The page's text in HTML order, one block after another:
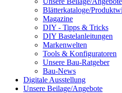
Blätterkataloge/
Magazine
DIY - Tipps & Tricks
DIY Bastelanleitungen
Markenwelten
Tools & Konfiguratoren
Unsere Bau-Ratgeber
Bau-News
Digitale Ausstellung
Unsere Beilage/Angebote